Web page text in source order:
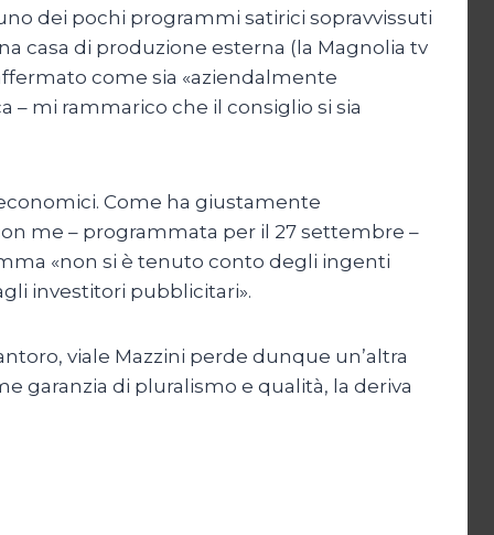
dei pochi programmi satirici sopravvissuti
casa di produzione esterna (la Magnolia tv
come sia «aziendalmente
– mi rammarico che il consiglio si sia
Come ha giustamente
me – programmata per il 27 settembre –
«non si è tenuto conto degli ingenti
investitori pubblicitari».
viale Mazzini perde dunque un’altra
garanzia di pluralismo e qualità, la deriva